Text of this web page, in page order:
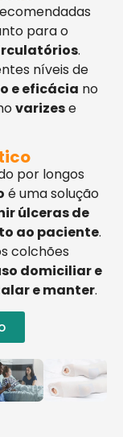
para o
.
níveis de
e eficácia no
varizese
por longos
é uma solução
úlceras de
ao paciente.
colchões
domiciliar e
e manter.